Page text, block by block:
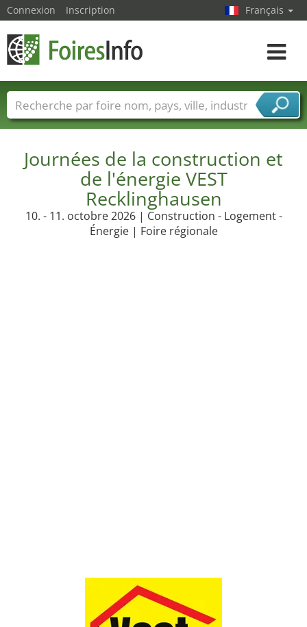
Journées de la construction et
de l'énergie VEST
Recklinghausen
10. - 11. octobre 2026 | Construction - Logement -
Énergie | Foire régionale
Connexion Inscription Français
Toggle
Foire noms Pays Villes
Secteurs de foire